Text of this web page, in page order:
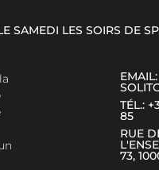
SAMEDI LES SOIRS DE
, la
EMAIL:
TÉL.:
85
RUE
73,